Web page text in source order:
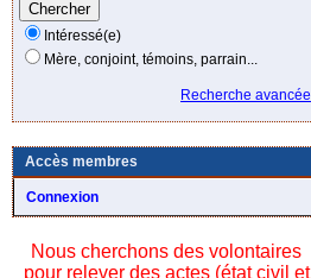
Intéressé(e)
Mère, conjoint, témoins, parrain...
Recherche avancée
Accès membres
Connexion
Nous cherchons des volontaires
pour relever des actes (état civil et